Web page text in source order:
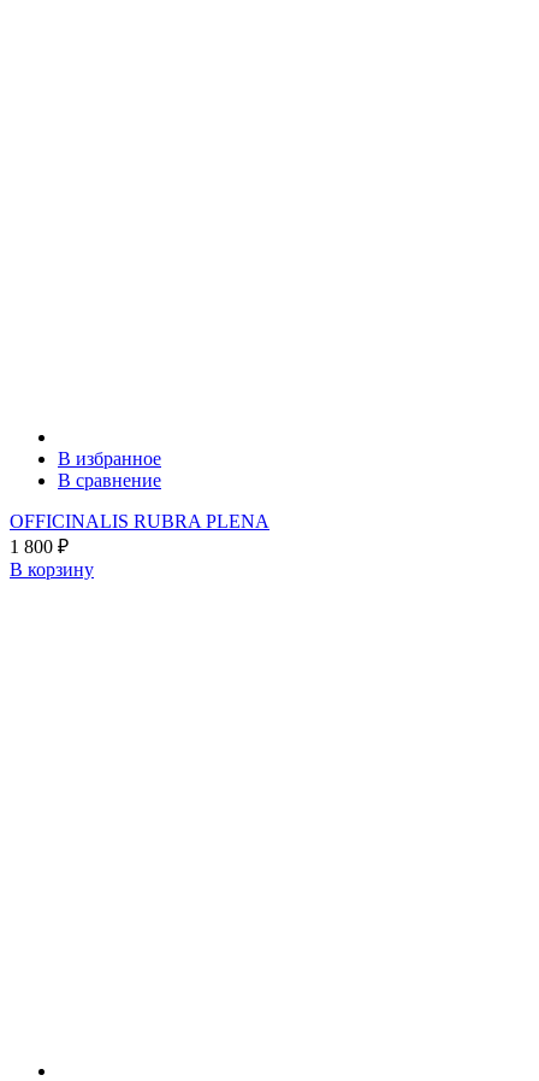
В избранное
В сравнение
OFFICINALIS RUBRA PLENA
1 800 ₽
В корзину